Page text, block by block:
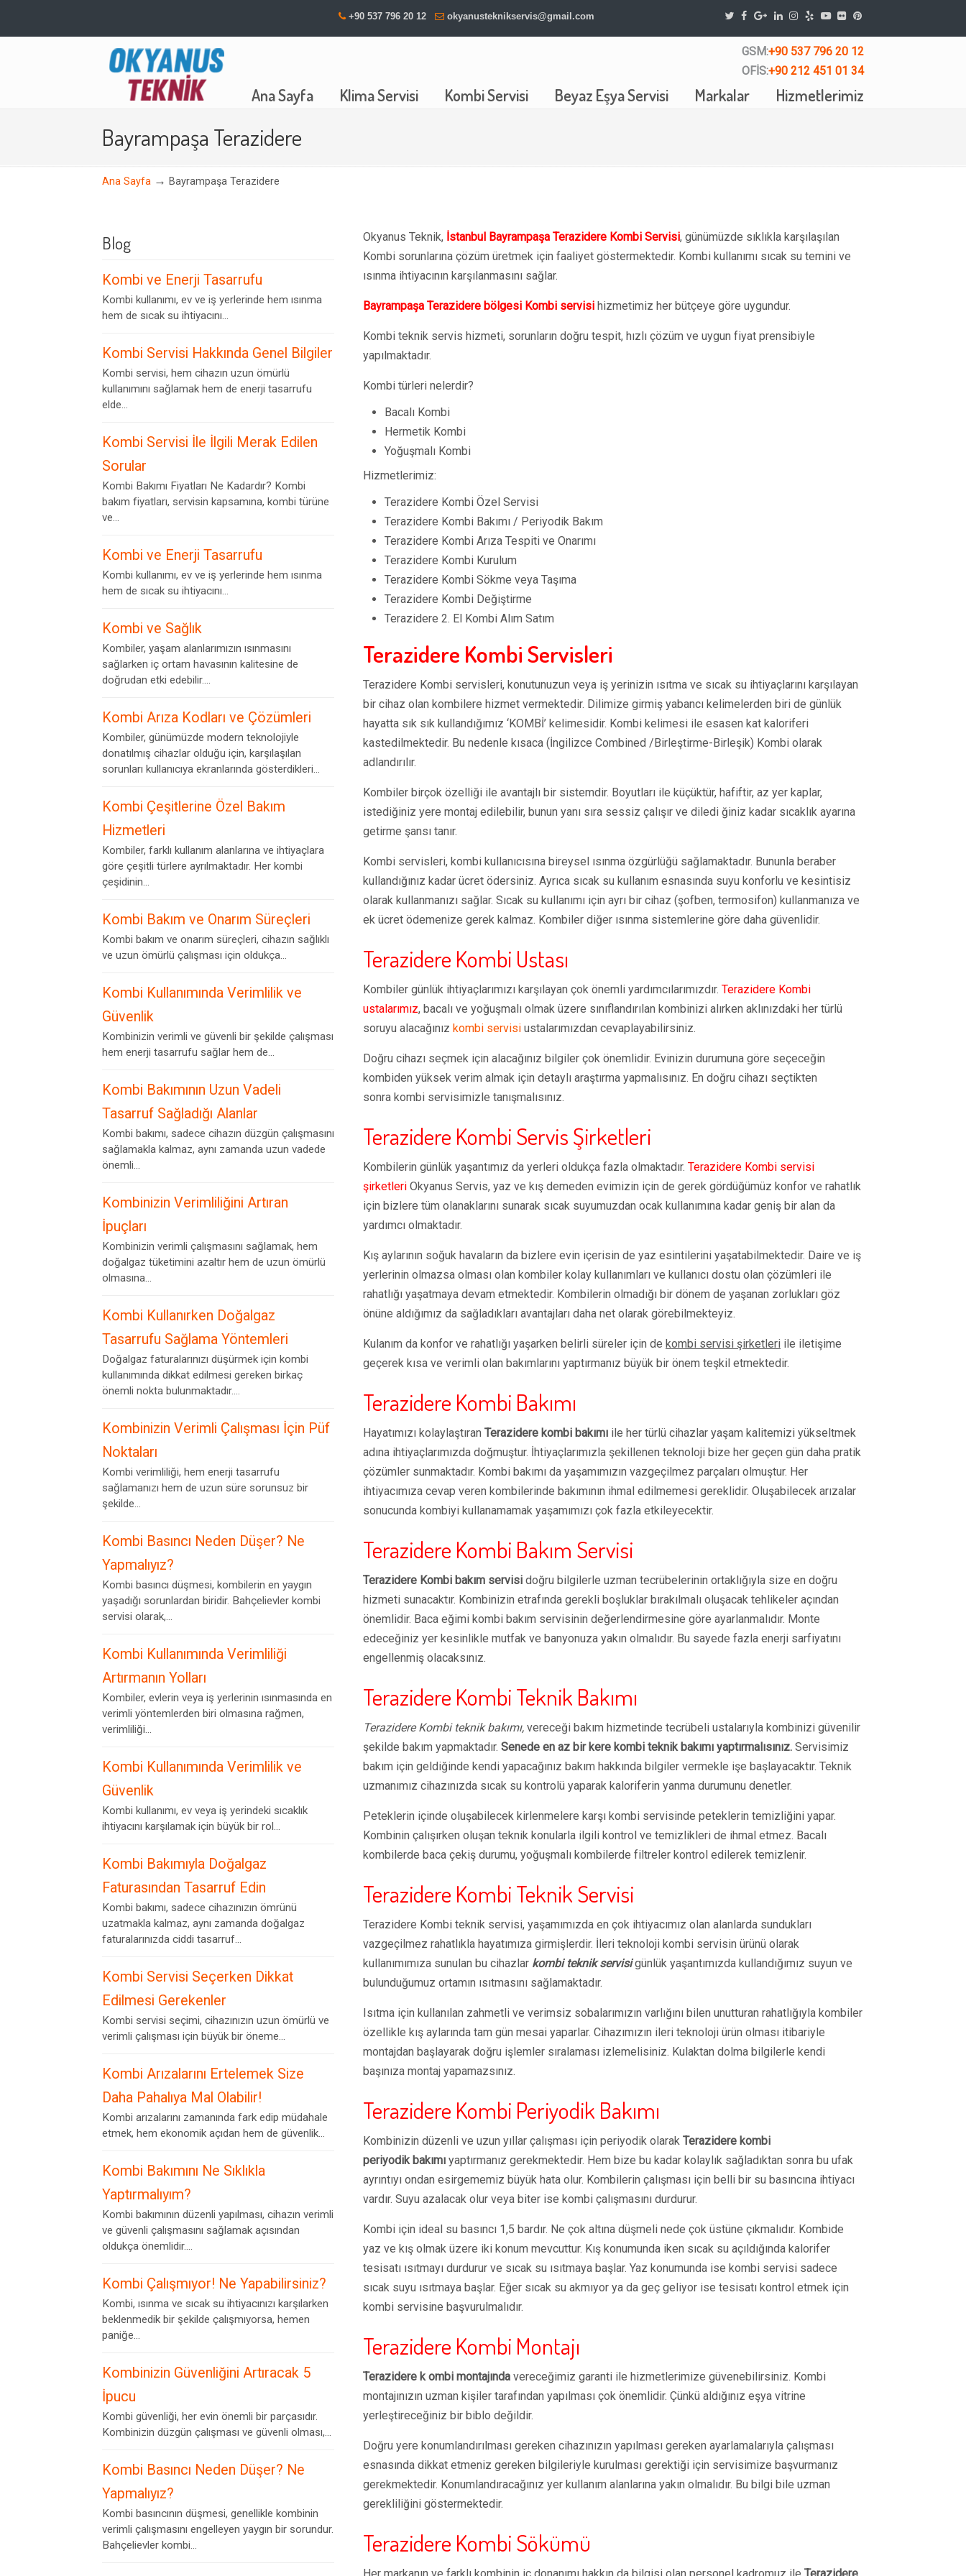
+90 537 796 20 12 okyanusteknikservis@gmail.com
GSM:+90 537 796 20 12
OFİS:+90 212 451 01 34
Ana Sayfa Klima Servisi Kombi Servisi Beyaz Eşya Servisi Markalar Hizmetlerimiz
Navigation
Bayrampaşa Terazidere
Ana Sayfa → Bayrampaşa Terazidere
Okyanus Teknik, İstanbul Bayrampaşa Terazidere Kombi Servisi, günümüzde sıklıkla karşılaşılan
Kombi sorunlarına çözüm üretmek için faaliyet göstermektedir. Kombi kullanımı sıcak su temini ve
ısınma ihtiyacının karşılanmasını sağlar.
Bayrampaşa Terazidere bölgesi Kombi servisi hizmetimiz her bütçeye göre uygundur.
Kombi teknik servis hizmeti, sorunların doğru tespit, hızlı çözüm ve uygun fiyat prensibiyle
yapılmaktadır.
Kombi türleri nelerdir?
Bacalı Kombi
Hermetik Kombi
Yoğuşmalı Kombi
Hizmetlerimiz:
Terazidere Kombi Özel Servisi
Terazidere Kombi Bakımı / Periyodik Bakım
Terazidere Kombi Arıza Tespiti ve Onarımı
Terazidere Kombi Kurulum
Terazidere Kombi Sökme veya Taşıma
Terazidere Kombi Değiştirme
Terazidere 2. El Kombi Alım Satım
Terazidere Kombi Servisleri
Terazidere Kombi servisleri, konutunuzun veya iş yerinizin ısıtma ve sıcak su ihtiyaçlarını karşılayan
bir cihaz olan kombilere hizmet vermektedir. Dilimize girmiş yabancı kelimelerden biri de günlük
hayatta sık sık kullandığımız ‘KOMBİ’ kelimesidir. Kombi kelimesi ile esasen kat kaloriferi
kastedilmektedir. Bu nedenle kısaca (İngilizce Combined /Birleştirme-Birleşik) Kombi olarak
adlandırılır.
Kombiler birçok özelliği ile avantajlı bir sistemdir. Boyutları ile küçüktür, hafiftir, az yer kaplar,
istediğiniz yere montaj edilebilir, bunun yanı sıra sessiz çalışır ve diledi ğiniz kadar sıcaklık ayarına
getirme şansı tanır.
Kombi servisleri, kombi kullanıcısına bireysel ısınma özgürlüğü sağlamaktadır. Bununla beraber
kullandığınız kadar ücret ödersiniz. Ayrıca sıcak su kullanım esnasında suyu konforlu ve kesintisiz
olarak kullanmanızı sağlar. Sıcak su kullanımı için ayrı bir cihaz (şofben, termosifon) kullanmanıza ve
ek ücret ödemenize gerek kalmaz. Kombiler diğer ısınma sistemlerine göre daha güvenlidir.
Terazidere Kombi Ustası
Kombiler günlük ihtiyaçlarımızı karşılayan çok önemli yardımcılarımızdır. Terazidere Kombi
ustalarımız, bacalı ve yoğuşmalı olmak üzere sınıflandırılan kombinizi alırken aklınızdaki her türlü
soruyu alacağınız kombi servisi ustalarımızdan cevaplayabilirsiniz.
Doğru cihazı seçmek için alacağınız bilgiler çok önemlidir. Evinizin durumuna göre seçeceğin
kombiden yüksek verim almak için detaylı araştırma yapmalısınız. En doğru cihazı seçtikten
sonra kombi servisimizle tanışmalısınız.
Terazidere Kombi Servis Şirketleri
Kombilerin günlük yaşantımız da yerleri oldukça fazla olmaktadır. Terazidere Kombi servisi
şirketleri Okyanus Servis, yaz ve kış demeden evimizin için de gerek gördüğümüz konfor ve rahatlık
için bizlere tüm olanaklarını sunarak sıcak suyumuzdan ocak kullanımına kadar geniş bir alan da
yardımcı olmaktadır.
Kış aylarının soğuk havaların da bizlere evin içerisin de yaz esintilerini yaşatabilmektedir. Daire ve iş
yerlerinin olmazsa olması olan kombiler kolay kullanımları ve kullanıcı dostu olan çözümleri ile
rahatlığı yaşatmaya devam etmektedir. Kombilerin olmadığı bir dönem de yaşanan zorlukları göz
önüne aldığımız da sağladıkları avantajları daha net olarak görebilmekteyiz.
Kulanım da konfor ve rahatlığı yaşarken belirli süreler için de kombi servisi şirketleri ile iletişime
geçerek kısa ve verimli olan bakımlarını yaptırmanız büyük bir önem teşkil etmektedir.
Terazidere Kombi Bakımı
Hayatımızı kolaylaştıran Terazidere kombi bakımı ile her türlü cihazlar yaşam kalitemizi yükseltmek
adına ihtiyaçlarımızda doğmuştur. İhtiyaçlarımızla şekillenen teknoloji bize her geçen gün daha pratik
çözümler sunmaktadır. Kombi bakımı da yaşamımızın vazgeçilmez parçaları olmuştur. Her
ihtiyacımıza cevap veren kombilerinde bakımının ihmal edilmemesi gereklidir. Oluşabilecek arızalar
sonucunda kombiyi kullanamamak yaşamımızı çok fazla etkileyecektir.
Terazidere Kombi Bakım Servisi
Terazidere Kombi bakım servisi doğru bilgilerle uzman tecrübelerinin ortaklığıyla size en doğru
hizmeti sunacaktır. Kombinizin etrafında gerekli boşluklar bırakılmalı oluşacak tehlikeler açından
önemlidir. Baca eğimi kombi bakım servisinin değerlendirmesine göre ayarlanmalıdır. Monte
edeceğiniz yer kesinlikle mutfak ve banyonuza yakın olmalıdır. Bu sayede fazla enerji sarfiyatını
engellenmiş olacaksınız.
Terazidere Kombi Teknik Bakımı
Terazidere Kombi teknik bakımı, vereceği bakım hizmetinde tecrübeli ustalarıyla kombinizi güvenilir
şekilde bakım yapmaktadır. Senede en az bir kere kombi teknik bakımı yaptırmalısınız. Servisimiz
bakım için geldiğinde kendi yapacağınız bakım hakkında bilgiler vermekle işe başlayacaktır. Teknik
uzmanımız cihazınızda sıcak su kontrolü yaparak kaloriferin yanma durumunu denetler.
Peteklerin içinde oluşabilecek kirlenmelere karşı kombi servisinde peteklerin temizliğini yapar.
Kombinin çalışırken oluşan teknik konularla ilgili kontrol ve temizlikleri de ihmal etmez. Bacalı
kombilerde baca çekiş durumu, yoğuşmalı kombilerde filtreler kontrol edilerek temizlenir.
Terazidere Kombi Teknik Servisi
Terazidere Kombi teknik servisi, yaşamımızda en çok ihtiyacımız olan alanlarda sundukları
vazgeçilmez rahatlıkla hayatımıza girmişlerdir. İleri teknoloji kombi servisin ürünü olarak
kullanımımıza sunulan bu cihazlar kombi teknik servisigünlük yaşantımızda kullandığımız suyun ve
bulunduğumuz ortamın ısıtmasını sağlamaktadır.
Isıtma için kullanılan zahmetli ve verimsiz sobalarımızın varlığını bilen unutturan rahatlığıyla kombiler
özellikle kış aylarında tam gün mesai yaparlar. Cihazımızın ileri teknoloji ürün olması itibariyle
montajdan başlayarak doğru işlemler sıralaması izlemelisiniz. Kulaktan dolma bilgilerle kendi
başınıza montaj yapamazsınız.
Terazidere Kombi Periyodik Bakımı
Kombinizin düzenli ve uzun yıllar çalışması için periyodik olarak Terazidere kombi
periyodik bakımı yaptırmanız gerekmektedir. Hem bize bu kadar kolaylık sağladıktan sonra bu ufak
ayrıntıyı ondan esirgememiz büyük hata olur. Kombilerin çalışması için belli bir su basıncına ihtiyacı
vardır. Suyu azalacak olur veya biter ise kombi çalışmasını durdurur.
Kombi için ideal su basıncı 1,5 bardır. Ne çok altına düşmeli nede çok üstüne çıkmalıdır. Kombide
yaz ve kış olmak üzere iki konum mevcuttur. Kış konumunda iken sıcak su açıldığında kalorifer
tesisatı ısıtmayı durdurur ve sıcak su ısıtmaya başlar. Yaz konumunda ise kombi servisi sadece
sıcak suyu ısıtmaya başlar. Eğer sıcak su akmıyor ya da geç geliyor ise tesisatı kontrol etmek için
kombi servisine başvurulmalıdır.
Terazidere Kombi Montajı
Terazidere k ombi montajında vereceğimiz garanti ile hizmetlerimize güvenebilirsiniz. Kombi
montajınızın uzman kişiler tarafından yapılması çok önemlidir. Çünkü aldığınız eşya vitrine
yerleştireceğiniz bir biblo değildir.
Doğru yere konumlandırılması gereken cihazınızın yapılması gereken ayarlamalarıyla çalışması
esnasında dikkat etmeniz gereken bilgileriyle kurulması gerektiği için servisimize başvurmanız
gerekmektedir. Konumlandıracağınız yer kullanım alanlarına yakın olmalıdır. Bu bilgi bile uzman
gerekliliğini göstermektedir.
Terazidere Kombi Sökümü
Blog
Kombi ve Enerji Tasarrufu
Kombi kullanımı, ev ve iş yerlerinde hem ısınma
hem de sıcak su ihtiyacını...
Kombi Servisi Hakkında Genel Bilgiler
Kombi servisi, hem cihazın uzun ömürlü
kullanımını sağlamak hem de enerji tasarrufu
elde...
Kombi Servisi İle İlgili Merak Edilen
Sorular
Kombi Bakımı Fiyatları Ne Kadardır? Kombi
bakım fiyatları, servisin kapsamına, kombi türüne
ve...
Kombi ve Enerji Tasarrufu
Kombi kullanımı, ev ve iş yerlerinde hem ısınma
hem de sıcak su ihtiyacını...
Kombi ve Sağlık
Kombiler, yaşam alanlarımızın ısınmasını
sağlarken iç ortam havasının kalitesine de
doğrudan etki edebilir....
Kombi Arıza Kodları ve Çözümleri
Kombiler, günümüzde modern teknolojiyle
donatılmış cihazlar olduğu için, karşılaşılan
sorunları kullanıcıya ekranlarında gösterdikleri...
Kombi Çeşitlerine Özel Bakım
Hizmetleri
Kombiler, farklı kullanım alanlarına ve ihtiyaçlara
göre çeşitli türlere ayrılmaktadır. Her kombi
çeşidinin...
Kombi Bakım ve Onarım Süreçleri
Kombi bakım ve onarım süreçleri, cihazın sağlıklı
ve uzun ömürlü çalışması için oldukça...
Kombi Kullanımında Verimlilik ve
Güvenlik
Kombinizin verimli ve güvenli bir şekilde çalışması
hem enerji tasarrufu sağlar hem de...
Kombi Bakımının Uzun Vadeli
Tasarruf Sağladığı Alanlar
Kombi bakımı, sadece cihazın düzgün çalışmasını
sağlamakla kalmaz, aynı zamanda uzun vadede
önemli...
Kombinizin Verimliliğini Artıran
İpuçları
Kombinizin verimli çalışmasını sağlamak, hem
doğalgaz tüketimini azaltır hem de uzun ömürlü
olmasına...
Kombi Kullanırken Doğalgaz
Tasarrufu Sağlama Yöntemleri
Doğalgaz faturalarınızı düşürmek için kombi
kullanımında dikkat edilmesi gereken birkaç
önemli nokta bulunmaktadır....
Kombinizin Verimli Çalışması İçin Püf
Noktaları
Kombi verimliliği, hem enerji tasarrufu
sağlamanızı hem de uzun süre sorunsuz bir
şekilde...
Kombi Basıncı Neden Düşer? Ne
Yapmalıyız?
Kombi basıncı düşmesi, kombilerin en yaygın
yaşadığı sorunlardan biridir. Bahçelievler kombi
servisi olarak,...
Kombi Kullanımında Verimliliği
Artırmanın Yolları
Kombiler, evlerin veya iş yerlerinin ısınmasında en
verimli yöntemlerden biri olmasına rağmen,
verimliliği...
Kombi Kullanımında Verimlilik ve
Güvenlik
Kombi kullanımı, ev veya iş yerindeki sıcaklık
ihtiyacını karşılamak için büyük bir rol...
Kombi Bakımıyla Doğalgaz
Faturasından Tasarruf Edin
Kombi bakımı, sadece cihazınızın ömrünü
uzatmakla kalmaz, aynı zamanda doğalgaz
faturalarınızda ciddi tasarruf...
Kombi Servisi Seçerken Dikkat
Edilmesi Gerekenler
Kombi servisi seçimi, cihazınızın uzun ömürlü ve
verimli çalışması için büyük bir öneme...
Kombi Arızalarını Ertelemek Size
Daha Pahalıya Mal Olabilir!
Kombi arızalarını zamanında fark edip müdahale
etmek, hem ekonomik açıdan hem de güvenlik...
Kombi Bakımını Ne Sıklıkla
Yaptırmalıyım?
Kombi bakımının düzenli yapılması, cihazın verimli
ve güvenli çalışmasını sağlamak açısından
oldukça önemlidir....
Kombi Çalışmıyor! Ne Yapabilirsiniz?
Kombi, ısınma ve sıcak su ihtiyacınızı karşılarken
beklenmedik bir şekilde çalışmıyorsa, hemen
paniğe...
Kombinizin Güvenliğini Artıracak 5
İpucu
Kombi güvenliği, her evin önemli bir parçasıdır.
Kombinizin düzgün çalışması ve güvenli olması,...
Kombi Basıncı Neden Düşer? Ne
Yapmalıyız?
Kombi basıncının düşmesi, genellikle kombinin
verimli çalışmasını engelleyen yaygın bir sorundur.
Bahçelievler kombi...